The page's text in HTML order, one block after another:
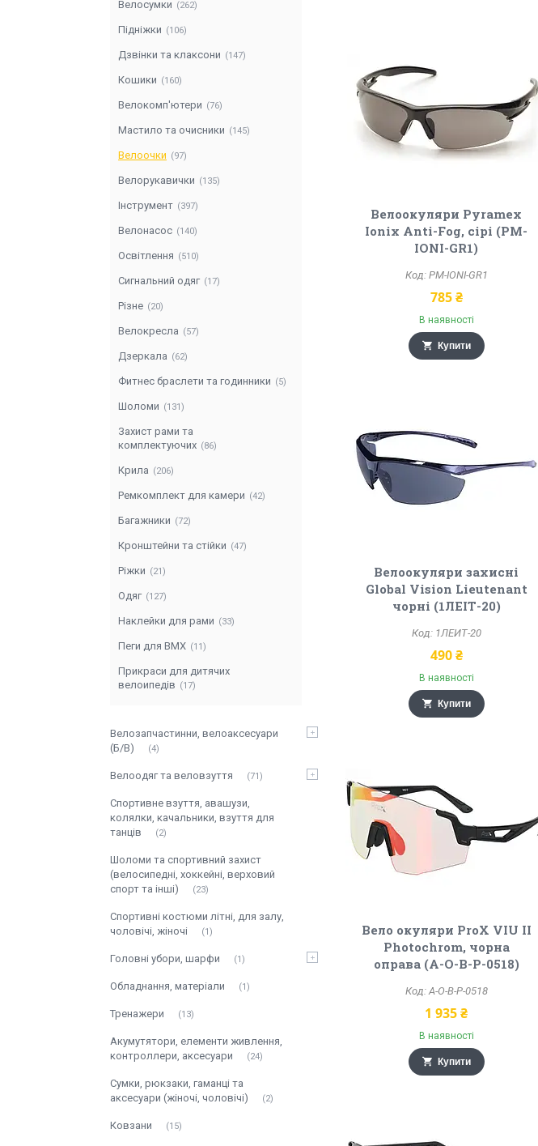
Велоокуляри Pyramex
Ionix Anti-Fog, сірі (PM-
IONI-GR1)
PM-IONI-GR1
785 ₴
В наявності
Купити
Велоокуляри захисні
Global Vision Lieutenant
чорні (1ЛЕІТ-20)
1ЛЕИТ-20
490 ₴
В наявності
Купити
Вело окуляри ProX VIU II
Photochrom, чорна
оправа (A-O-B-P-0518)
A-O-B-P-0518
1 935 ₴
В наявності
Купити
Велосумки 262
Підніжки 106
Дзвінки та клаксони 147
Кошики 160
Велокомп'ютери 76
Мастило та очисники 145
Велоочки 97
Велорукавички 135
Інструмент 397
Велонасос 140
Освітлення 510
Сигнальний одяг 17
Різне 20
Велокресла 57
Дзеркала 62
Фитнес браслети та годинники 5
Шоломи 131
Захист рами та
комплектуючих
86
Крила 206
Ремкомплект для камери 42
Багажники 72
Кронштейни та стійки 47
Ріжки 21
Одяг 127
Наклейки для рами 33
Пеги для BMX 11
Прикраси для дитячих
велоипедів
17
Велозапчастинни, велоаксесуари
(Б/В)
4
Велоодяг та веловзуття 71
Спортивне взуття, авашузи,
колялки, качальники, взуття для
танців
2
Шоломи та спортивний захист
(велосипедні, хоккейні, верховий
спорт та інші)
23
Спортивні костюми літні, для залу,
чоловічі, жіночі
1
Головні убори, шарфи 1
Обладнання, матеріали 1
Тренажери 13
Акумутятори, елементи живлення,
контроллери, аксесуари
24
Сумки, рюкзаки, гаманці та
аксесуари (жіночі, чоловічі)
2
Ковзани 15